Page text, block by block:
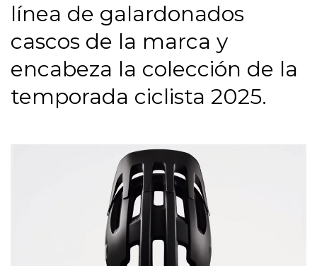
línea de galardonados
cascos de la marca y
encabeza la colección de la
temporada ciclista 2025.